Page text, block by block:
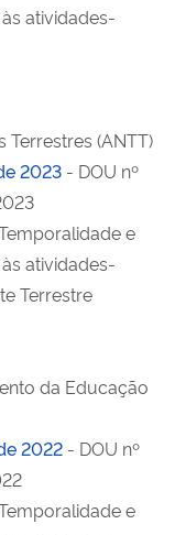
atividades-
(ANTT)
2023 - DOU nº
e
atividades-
Terrestre
da Educação
2022 - DOU nº
e